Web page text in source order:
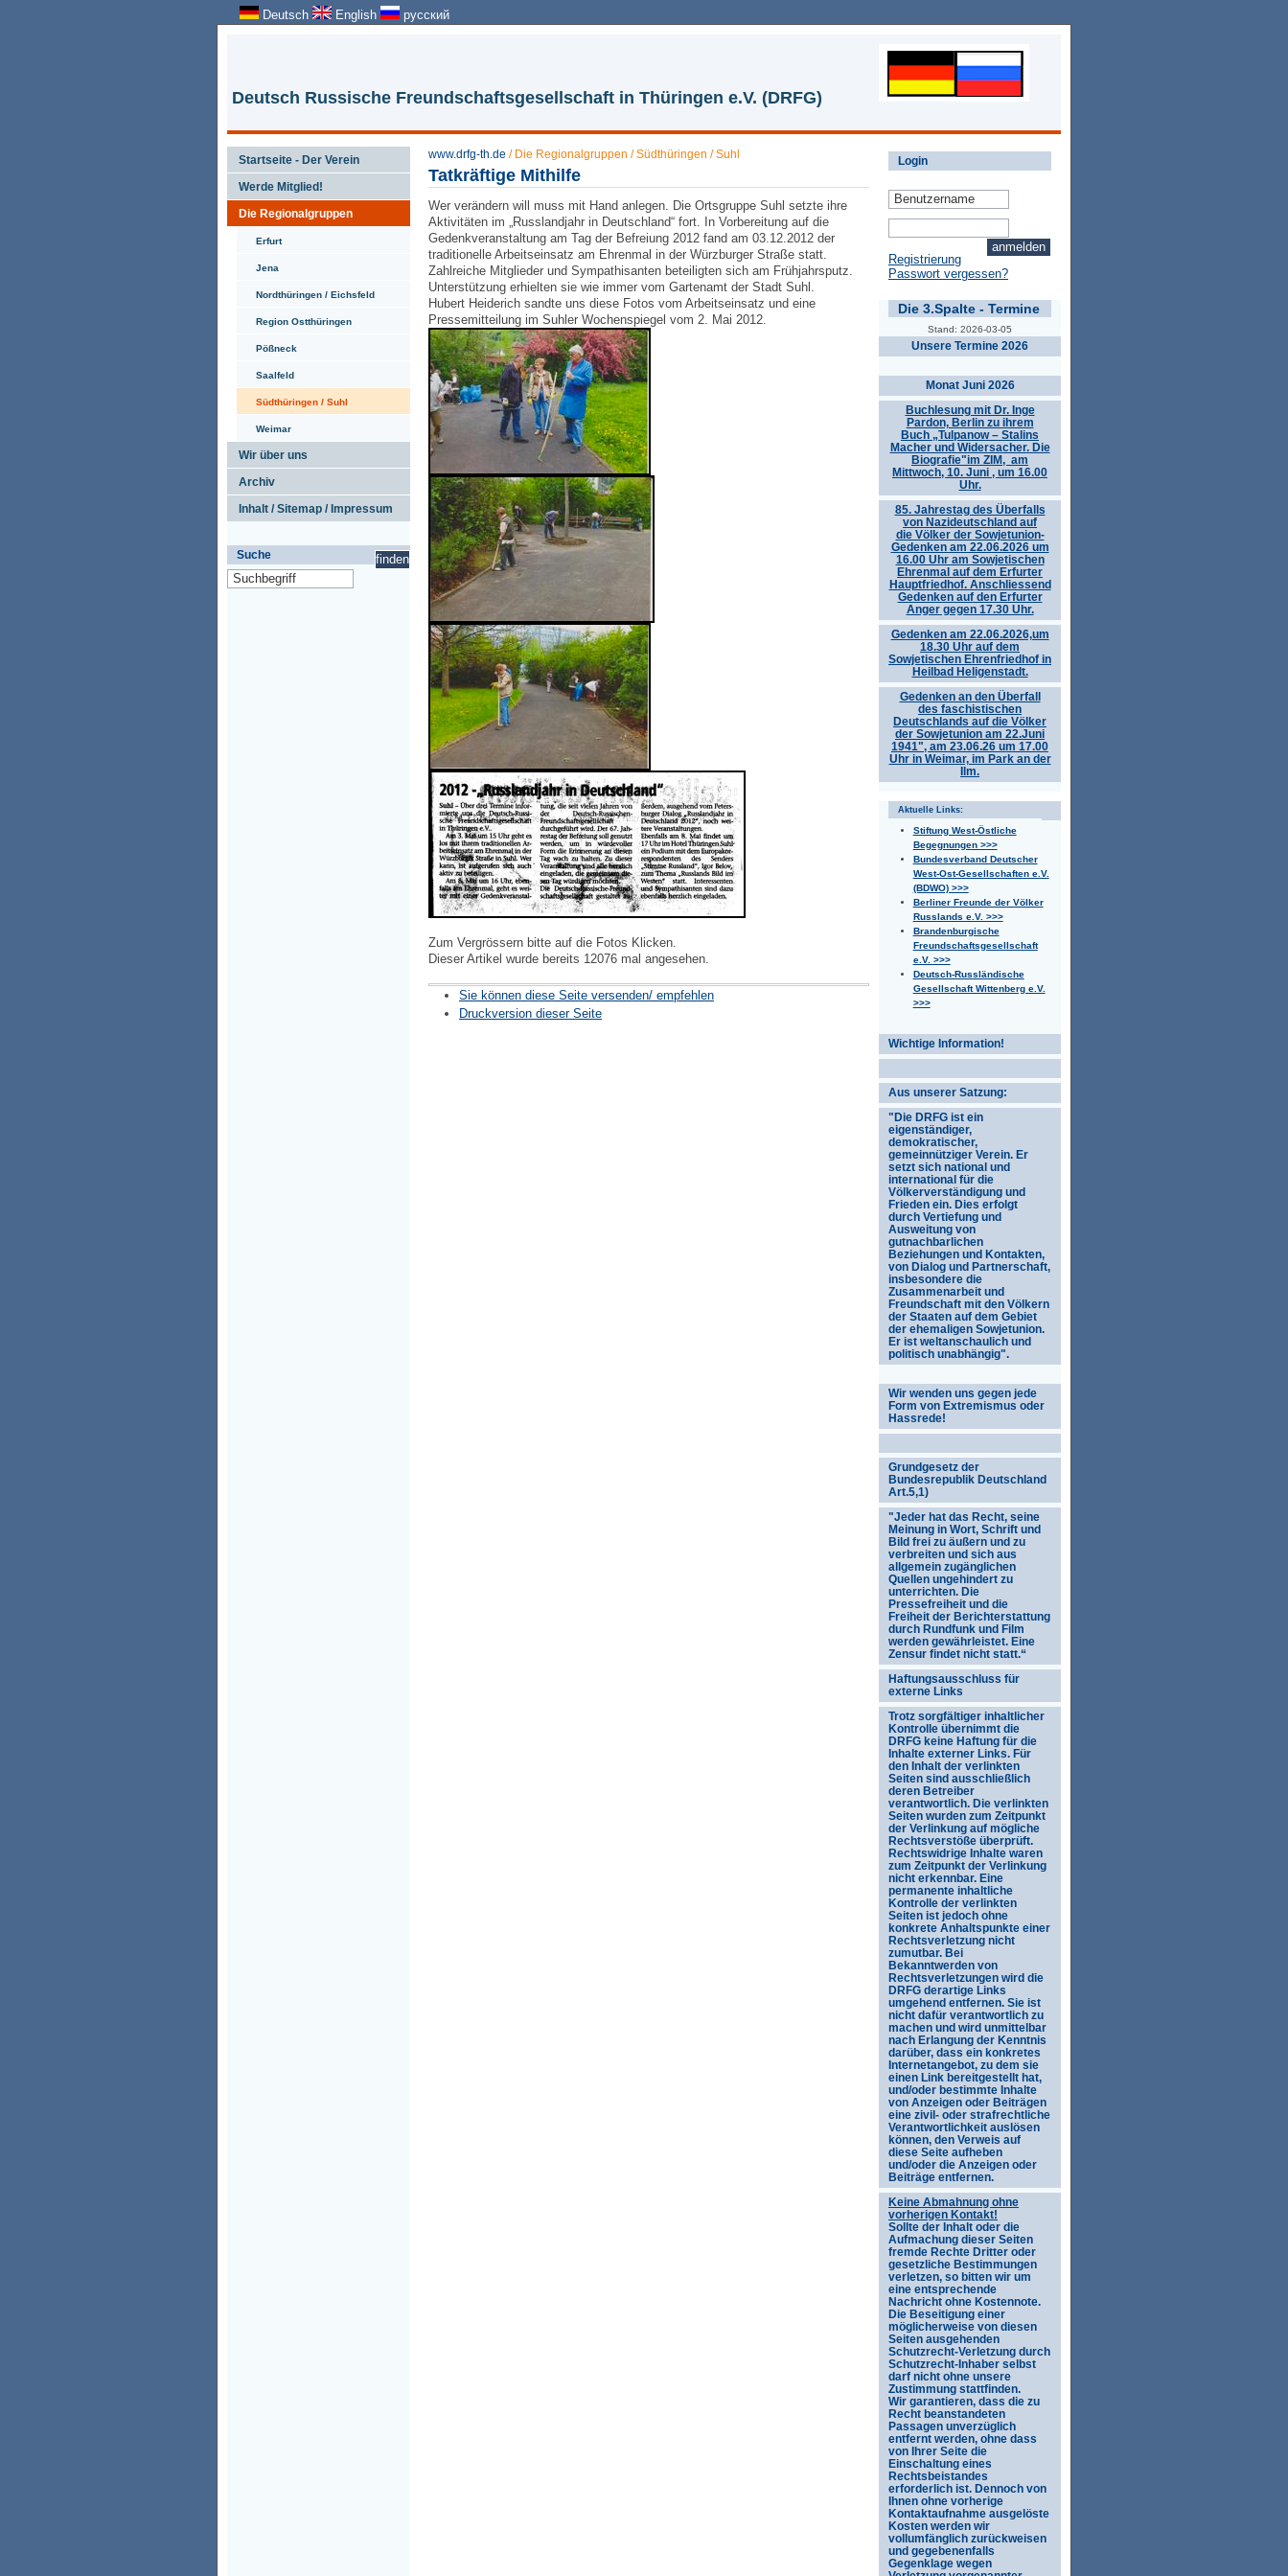
Deutsch English русский
Deutsch Russische Freundschaftsgesellschaft in Thüringen e.V. (DRFG)
Startseite - Der Verein
Werde Mitglied!
Die Regionalgruppen
Erfurt
Jena
Nordthüringen / Eichsfeld
Region Ostthüringen
Pößneck
Saalfeld
Südthüringen / Suhl
Weimar
Wir über uns
Archiv
Inhalt / Sitemap / Impressum
Suche
Login
Registrierung
Passwort vergessen?
Die 3.Spalte - Termine
Stand: 2026-03-05
Unsere Termine 2026
Monat Juni 2026
Buchlesung mit Dr. Inge
Pardon, Berlin zu ihrem
Buch „Tulpanow – Stalins
Macher und Widersacher. Die
Biografie"im ZIM, am
Mittwoch, 10. Juni , um 16.00
Uhr.
85. Jahrestag des Überfalls
von Nazideutschland auf
die Völker der Sowjetunion-
Gedenken am 22.06.2026 um
16.00 Uhr am Sowjetischen
Ehrenmal auf dem Erfurter
Hauptfriedhof. Anschliessend
Gedenken auf den Erfurter
Anger gegen 17.30 Uhr.
Gedenken am 22.06.2026,um
18.30 Uhr auf dem
Sowjetischen Ehrenfriedhof in
Heilbad Heligenstadt.
Gedenken an den Überfall
des faschistischen
Deutschlands auf die Völker
der Sowjetunion am 22.Juni
1941", am 23.06.26 um 17.00
Uhr in Weimar, im Park an der
Ilm.
Aktuelle Links:
Stiftung West-Östliche
Begegnungen >>>
Bundesverband Deutscher
West-Ost-Gesellschaften e.V.
(BDWO) >>>
Berliner Freunde der Völker
Russlands e.V. >>>
Brandenburgische
Freundschaftsgesellschaft
e.V. >>>
Deutsch-Russländische
Gesellschaft Wittenberg e.V.
>>>
Wichtige Information!
Aus unserer Satzung:
"Die DRFG ist ein
eigenständiger,
demokratischer,
gemeinnütziger Verein. Er
setzt sich national und
international für die
Völkerverständigung und
Frieden ein. Dies erfolgt
durch Vertiefung und
Ausweitung von
gutnachbarlichen
Beziehungen und Kontakten,
von Dialog und Partnerschaft,
insbesondere die
Zusammenarbeit und
Freundschaft mit den Völkern
der Staaten auf dem Gebiet
der ehemaligen Sowjetunion.
Er ist weltanschaulich und
politisch unabhängig".
Wir wenden uns gegen jede
Form von Extremismus oder
Hassrede!
Grundgesetz der
Bundesrepublik Deutschland
Art.5,1)
"Jeder hat das Recht, seine
Meinung in Wort, Schrift und
Bild frei zu äußern und zu
verbreiten und sich aus
allgemein zugänglichen
Quellen ungehindert zu
unterrichten. Die
Pressefreiheit und die
Freiheit der Berichterstattung
durch Rundfunk und Film
werden gewährleistet. Eine
Zensur findet nicht statt.“
Haftungsausschluss für
externe Links
Trotz sorgfältiger inhaltlicher
Kontrolle übernimmt die
DRFG keine Haftung für die
Inhalte externer Links. Für
den Inhalt der verlinkten
Seiten sind ausschließlich
deren Betreiber
verantwortlich. Die verlinkten
Seiten wurden zum Zeitpunkt
der Verlinkung auf mögliche
Rechtsverstöße überprüft.
Rechtswidrige Inhalte waren
zum Zeitpunkt der Verlinkung
nicht erkennbar. Eine
permanente inhaltliche
Kontrolle der verlinkten
Seiten ist jedoch ohne
konkrete Anhaltspunkte einer
Rechtsverletzung nicht
zumutbar. Bei
Bekanntwerden von
Rechtsverletzungen wird die
DRFG derartige Links
umgehend entfernen. Sie ist
nicht dafür verantwortlich zu
machen und wird unmittelbar
nach Erlangung der Kenntnis
darüber, dass ein konkretes
Internetangebot, zu dem sie
einen Link bereitgestellt hat,
und/oder bestimmte Inhalte
von Anzeigen oder Beiträgen
eine zivil- oder strafrechtliche
Verantwortlichkeit auslösen
können, den Verweis auf
diese Seite aufheben
und/oder die Anzeigen oder
Beiträge entfernen.
Keine Abmahnung ohne
vorherigen Kontakt!
Sollte der Inhalt oder die
Aufmachung dieser Seiten
fremde Rechte Dritter oder
gesetzliche Bestimmungen
verletzen, so bitten wir um
eine entsprechende
Nachricht ohne Kostennote.
Die Beseitigung einer
möglicherweise von diesen
Seiten ausgehenden
Schutzrecht-Verletzung durch
Schutzrecht-Inhaber selbst
darf nicht ohne unsere
Zustimmung stattfinden.
Wir garantieren, dass die zu
Recht beanstandeten
Passagen unverzüglich
entfernt werden, ohne dass
von Ihrer Seite die
Einschaltung eines
Rechtsbeistandes
erforderlich ist. Dennoch von
Ihnen ohne vorherige
Kontaktaufnahme ausgelöste
Kosten werden wir
vollumfänglich zurückweisen
und gegebenenfalls
Gegenklage wegen
www.drfg-th.de / Die Regionalgruppen /Südthüringen / Suhl
Tatkräftige Mithilfe
Wer verändern will muss mit Hand anlegen. Die Ortsgruppe Suhl setzte ihre
Aktivitäten im „Russlandjahr in Deutschland“ fort. In Vorbereitung auf die
Gedenkveranstaltung am Tag der Befreiung 2012 fand am 03.12.2012 der
traditionelle Arbeitseinsatz am Ehrenmal in der Würzburger Straße statt.
Zahlreiche Mitglieder und Sympathisanten beteiligten sich am Frühjahrsputz.
Unterstützung erhielten sie wie immer vom Gartenamt der Stadt Suhl.
Hubert Heiderich sandte uns diese Fotos vom Arbeitseinsatz und eine
Pressemitteilung im Suhler Wochenspiegel vom 2. Mai 2012.
Zum Vergrössern bitte auf die Fotos Klicken.
Dieser Artikel wurde bereits 12076 mal angesehen.
Sie können diese Seite versenden/ empfehlen
Druckversion dieser Seite